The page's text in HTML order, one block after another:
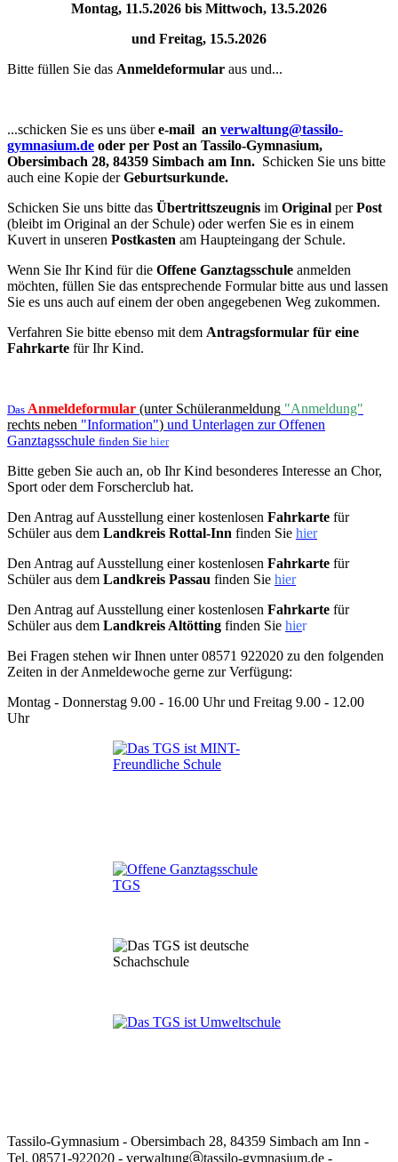
Montag, 11.5.2026 bis Mittwoch, 13.5.2026
und Freitag, 15.5.2026
Bitte füllen Sie das Anmeldeformular aus und...
...schicken Sie es uns übere-mail an verwaltung@tassilo-
gymnasium.de oder per Post an Tassilo-Gymnasium,
Obersimbach 28, 84359 Simbach am Inn. Schicken Sie uns bitte
auch eine Kopie derGeburtsurkunde.
Schicken Sie uns bitte das Übertrittszeugnis im Original perPost
(bleibt im Original an der Schule) oder werfen Sie es in einem
Kuvert in unseren Postkasten am Haupteingang der Schule.
Wenn Sie Ihr Kind für die Offene Ganztagsschule anmelden
möchten, füllen Sie das entsprechende Formular bitte aus und lassen
Sie es uns auch auf einem der oben angegebenen Weg zukommen.
Verfahren Sie bitte ebenso mit dem Antragsformular für eine
Fahrkarte für Ihr Kind.
Das Anmeldeformular (unter Schüleranmeldung "Anmeldung"
rechts neben "Information") und Unterlagen zur Offenen
Ganztagsschule finden Sie hier
Bitte geben Sie auch an, ob Ihr Kind besonderes Interesse an Chor,
Sport oder dem Forscherclub hat.
Den Antrag auf Ausstellung einer kostenlosen Fahrkarte für
Schüler aus dem Landkreis Rottal-Inn finden Sie hier
Den Antrag auf Ausstellung einer kostenlosen Fahrkarte für
Schüler aus dem Landkreis Passau finden Sie hier
Den Antrag auf Ausstellung einer kostenlosen Fahrkarte für
Schüler aus dem Landkreis Altötting finden Sie hier
Bei Fragen stehen wir Ihnen unter 08571 922020 zu den folgenden
Zeiten in der Anmeldewoche gerne zur Verfügung:
Montag - Donnerstag 9.00 - 16.00 Uhr und Freitag 9.00 - 12.00
Uhr
Tassilo-Gymnasium - Obersimbach 28, 84359 Simbach am Inn -
Tel. 08571-922020 - verwaltungⓐtassilo-gymnasium.de -